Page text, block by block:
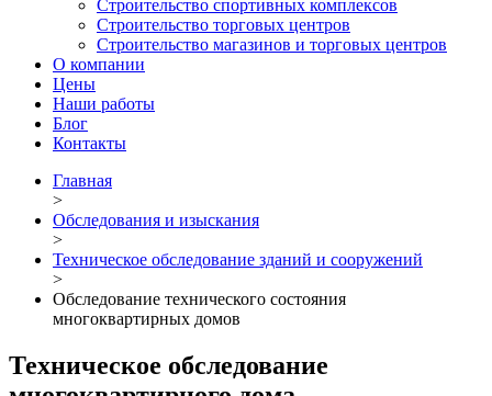
Строительство спортивных комплексов
Строительство торговых центров
Строительство магазинов и торговых центров
О компании
Цены
Наши работы
Блог
Контакты
Главная
>
Обследования и изыскания
>
Техническое обследование зданий и сооружений
>
Обследование технического состояния
многоквартирных домов
Техническое обследование